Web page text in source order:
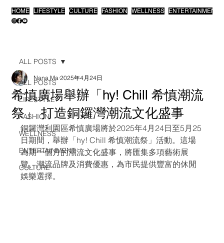
HOME LIFESTYLE CULTURE FASHION WELLNESS ENTERTAINMENT
ALL POSTS
LIFESTYLE
FASHION
WELLNESS
ENTERTAINMENT
CULTURE
ALL POSTS
希慎廣場舉辦「hy! Chill 希慎潮流
祭」 打造銅鑼灣潮流文化盛事
Nana Ma 2025年4月24日
銅鑼灣利園區希慎廣場將於2025年4月24日至5月25
日期間，舉辦「hy! Chill 希慎潮流祭」活動。這場
為期一個月的潮流文化盛事，將匯集多項藝術展
覽、潮流品牌及消費優惠，為市民提供豐富的休閒
娛樂選擇。